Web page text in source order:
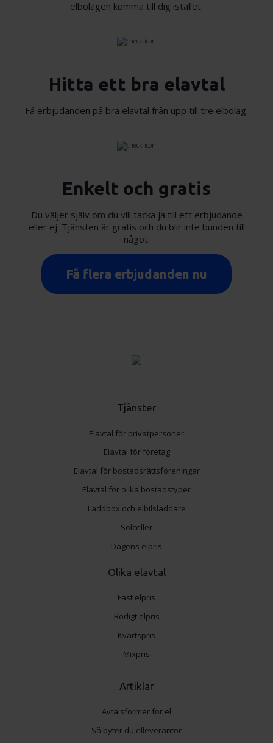
Dessa kan i sin tur kombinera informationen med annan
elbolagen komma till dig istället.
Hitta ett bra elavtal
Få erbjudanden på bra elavtal från upp till tre elbolag.
Enkelt och gratis
Du väljer själv om du vill tacka ja till ett erbjudande
eller ej. Tjänsten är gratis och du blir inte bunden till
något.
Få flera erbjudanden nu
Tjänster
Elavtal för privatpersoner
Elavtal för företag
Elavtal för bostadsrättsföreningar
Elavtal för olika bostadstyper
Laddbox och elbilsladdare
Solceller
Dagens elpris
Olika elavtal
Fast elpris
Rörligt elpris
Kvartspris
Mixpris
Artiklar
Avtalsformer för el
Så byter du elleverantör